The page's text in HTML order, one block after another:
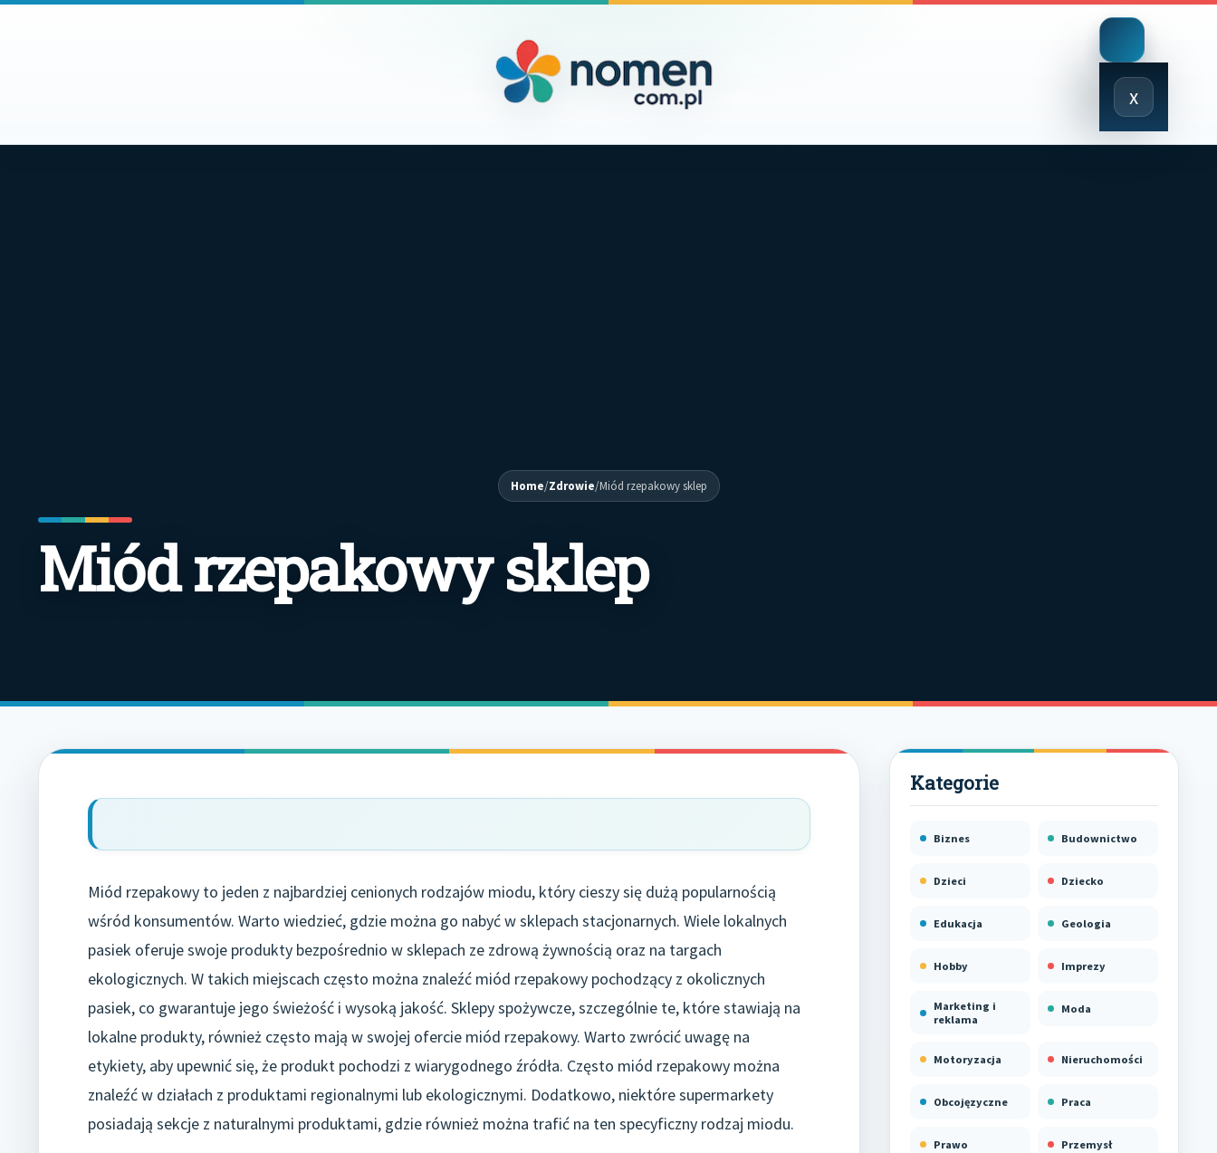
x
Close
Menu
Home/Zdrowie/Miód rzepakowy sklep
Miód rzepakowy sklep
Miód rzepakowy to jeden z najbardziej cenionych rodzajów miodu, który cieszy się dużą popularnością
wśród konsumentów. Warto wiedzieć, gdzie można go nabyć w sklepach stacjonarnych. Wiele lokalnych
pasiek oferuje swoje produkty bezpośrednio w sklepach ze zdrową żywnością oraz na targach
ekologicznych. W takich miejscach często można znaleźć miód rzepakowy pochodzący z okolicznych
pasiek, co gwarantuje jego świeżość i wysoką jakość. Sklepy spożywcze, szczególnie te, które stawiają na
lokalne produkty, również często mają w swojej ofercie miód rzepakowy. Warto zwrócić uwagę na
etykiety, aby upewnić się, że produkt pochodzi z wiarygodnego źródła. Często miód rzepakowy można
znaleźć w działach z produktami regionalnymi lub ekologicznymi. Dodatkowo, niektóre supermarkety
posiadają sekcje z naturalnymi produktami, gdzie również można trafić na ten specyficzny rodzaj miodu.
Biznes Budownictwo
Dzieci Dziecko
Edukacja Geologia
Hobby Imprezy
Marketing i
reklama
Moda
Motoryzacja Nieruchomości
Obcojęzyczne Praca
Prawo Przemysł